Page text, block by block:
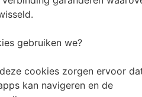
gebruiken we?
cookies zorgen ervoor
kan navigeren en de